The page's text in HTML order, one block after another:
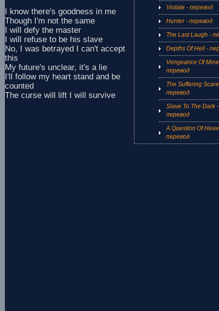
Violate - перевод
Hunter - перевод
The Last Laugh -
Depths Of Hell -
Vengeance Of
перевод
The Suffering
перевод
Slave To The Dark -
перевод
A Question Of
перевод
I know there's goodness in me
Though I'm not the same
I will defy the master
I will refuse to be his slave
No, I was betrayed I can't accept
this
My future's unclear, it's a lie
I'll follow my heart stand and be
counted
The curse will lift I will survive